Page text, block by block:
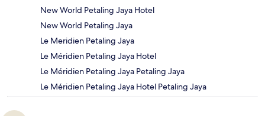
New World Petaling Jaya Hotel
New World Petaling Jaya
Le Meridien Petaling Jaya
Le Méridien Petaling Jaya Hotel
Le Méridien Petaling Jaya Petaling Jaya
Le Méridien Petaling Jaya Hotel Petaling Jaya